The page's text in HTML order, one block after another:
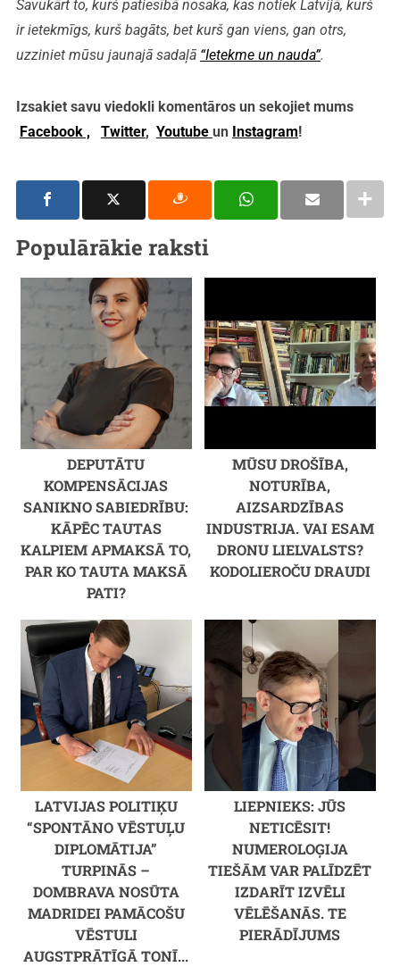
Savukārt to, kurš patiesībā nosaka, kas notiek Latvijā, kurš
ir ietekmīgs, kurš bagāts, bet kurš gan viens, gan otrs,
uzziniet mūsu jaunajā sadaļā “Ietekme un nauda”.
Izsakiet savu viedokli komentāros un sekojiet mums
Facebook ,
Twitter, Youtube un Instagram!
Populārākie raksti
DEPUTĀTU
KOMPENSĀCIJAS
SANIKNO SABIEDRĪBU:
KĀPĒC TAUTAS
KALPIEM APMAKSĀ TO,
PAR KO TAUTA MAKSĀ
PATI?
MŪSU DROŠĪBA,
NOTURĪBA,
AIZSARDZĪBAS
INDUSTRIJA. VAI ESAM
DRONU LIELVALSTS?
KODOLIEROČU DRAUDI
LATVIJAS POLITIĶU
“SPONTĀNO VĒSTUĻU
DIPLOMĀTIJA”
TURPINĀS –
DOMBRAVA NOSŪTA
MADRIDEI PAMĀCOŠU
VĒSTULI
AUGSTPRĀTĪGĀ TONĪ...
LIEPNIEKS: JŪS
NETICĒSIT!
NUMEROLOĢIJA
TIEŠĀM VAR PALĪDZĒT
IZDARĪT IZVĒLI
VĒLĒŠANĀS. TE
PIERĀDĪJUMS